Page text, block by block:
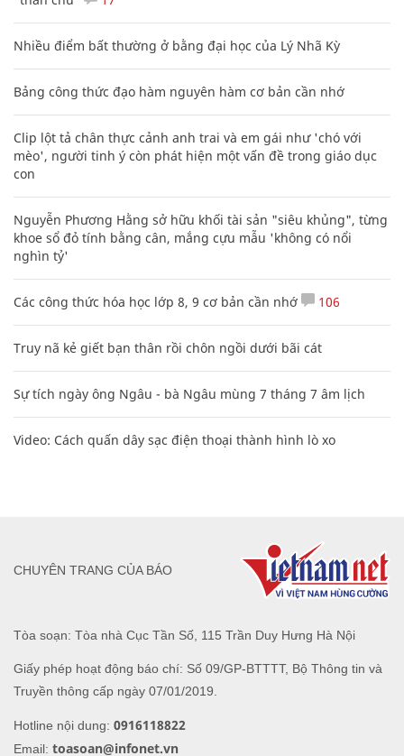
Nhiều điểm bất thường ở bằng đại học của Lý Nhã Kỳ
Bảng công thức đạo hàm nguyên hàm cơ bản cần nhớ
Clip lột tả chân thực cảnh anh trai và em gái như 'chó với
mèo', người tinh ý còn phát hiện một vấn đề trong giáo dục
con
Nguyễn Phương Hằng sở hữu khối tài sản "siêu khủng", từng
khoe sổ đỏ tính bằng cân, mắng cựu mẫu 'không có nổi
nghìn tỷ'
Các công thức hóa học lớp 8, 9 cơ bản cần nhớ 106
Truy nã kẻ giết bạn thân rồi chôn ngồi dưới bãi cát
Sự tích ngày ông Ngâu - bà Ngâu mùng 7 tháng 7 âm lịch
Video: Cách quấn dây sạc điện thoại thành hình lò xo
Tòa soạn: Tòa nhà Cục Tần Số, 115 Trần Duy Hưng Hà Nội
Giấy phép hoạt động báo chí: Số 09/GP-BTTTT, Bộ Thông tin và
Truyền thông cấp ngày 07/01/2019.
Hotline nội dung: 0916118822
Email: toasoan@infonet.vn
CHUYÊN TRANG CỦA BÁO